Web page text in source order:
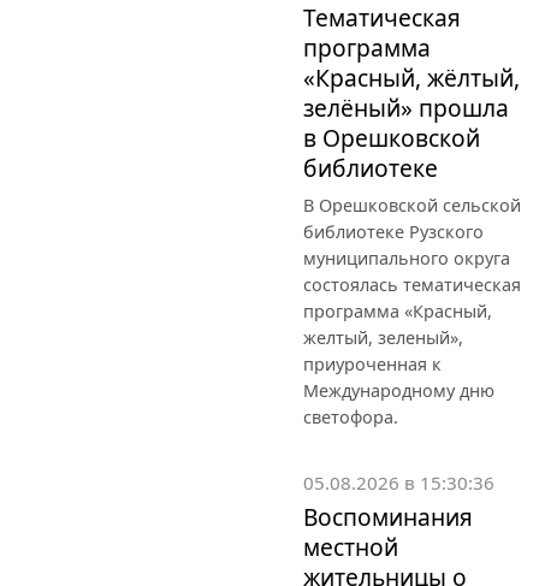
Тематическая
программа
«Красный, жёлтый,
зелёный» прошла
в Орешковской
библиотеке
В Орешковской сельской
библиотеке Рузского
муниципального округа
состоялась тематическая
программа «Красный,
желтый, зеленый»,
приуроченная к
Международному дню
светофора.
05.08.2026 в 15:30:36
Воспоминания
местной
жительницы о